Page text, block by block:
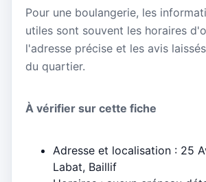
Pour une boulangerie, les
utiles sont souvent les horaires
l'adresse précise et les avis
du quartier.
À vérifier sur cette fiche
Adresse et localisation : 25
Labat, Baillif